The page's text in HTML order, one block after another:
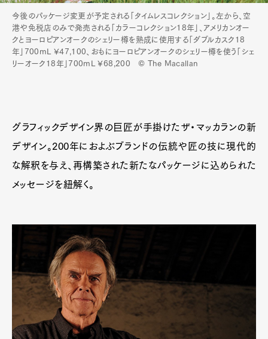
今後のパッケージ変更が予定される「タイムレスコレクション」。左から、空
港や免税店のみで発売される「カラーコレクション18年」、アメリカンオー
クとヨーロピアンオークのシェリー樽を熟成に使用する「ダブルカスク18
年」700mL ¥47,100、おもにヨーロピアンオークのシェリー樽を使う「シェ
リーオーク18年」700mL ¥68,200 © The Macallan
グラフィックデザイン界の巨匠が手掛けたザ・マッカランの新
デザイン。200年におよぶブランドの伝統や匠の技に現代的
な解釈を与え、再構築された新たなパッケージに込められた
メッセージを紐解く。